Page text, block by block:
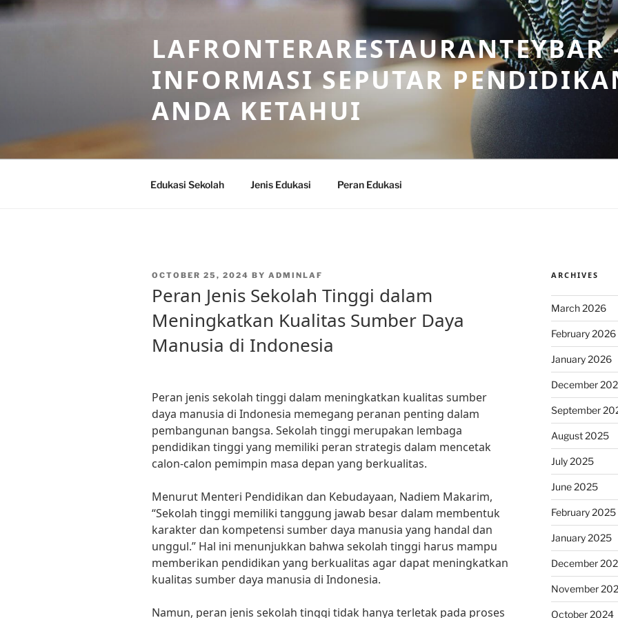
Skip
to
LAFRONTERARESTAURANTEYBAR
INFORMASI SEPUTAR
ANDA KETAHUI
Edukasi Sekolah Jenis Edukasi Peran Edukasi
POSTED
OCTOBER 25, 2024 BY ADMINLAF
Peran Jenis Sekolah Tinggi dalam
Meningkatkan Kualitas Sumber Daya
Manusia di Indonesia
Peran jenis sekolah tinggi dalam meningkatkan kualitas sumber
daya manusia di Indonesia memegang peranan penting dalam
pembangunan bangsa. Sekolah tinggi merupakan lembaga
pendidikan tinggi yang memiliki peran strategis dalam mencetak
calon-calon pemimpin masa depan yang berkualitas.
Menurut Menteri Pendidikan dan Kebudayaan, Nadiem Makarim,
“Sekolah tinggi memiliki tanggung jawab besar dalam membentuk
karakter dan kompetensi sumber daya manusia yang handal dan
unggul.” Hal ini menunjukkan bahwa sekolah tinggi harus mampu
memberikan pendidikan yang berkualitas agar dapat meningkatkan
kualitas sumber daya manusia di Indonesia.
Namun, peran jenis sekolah tinggi tidak hanya terletak pada proses
ARCHIVES
March 2026
February 2026
January 2026
December
September
August 2025
July 2025
June 2025
February 2025
January 2025
December
November
October 2024